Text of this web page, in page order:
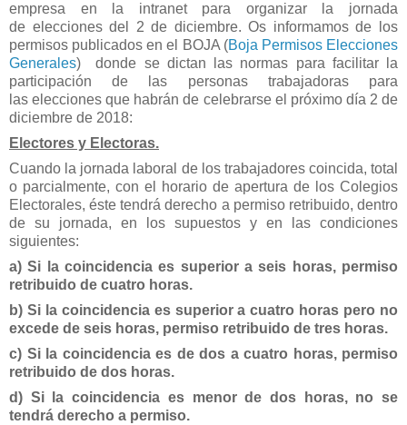
empresa en la intranet para organizar la jornada
de elecciones del 2 de diciembre. Os informamos de los
permisos publicados en el BOJA (Boja Permisos Elecciones
Generales) donde se dictan las normas para facilitar la
participación de las personas trabajadoras para
las elecciones que habrán de celebrarse el próximo día 2 de
diciembre de 2018:
Electores y Electoras.
Cuando la jornada laboral de los trabajadores coincida, total
o parcialmente, con el horario de apertura de los Colegios
Electorales, éste tendrá derecho a permiso retribuido, dentro
de su jornada, en los supuestos y en las condiciones
siguientes:
a) Si la coincidencia es superior a seis horas, permiso
retribuido de cuatro horas.
b) Si la coincidencia es superior a cuatro horas pero no
excede de seis horas, permiso retribuido de tres horas.
c) Si la coincidencia es de dos a cuatro horas, permiso
retribuido de dos horas.
d) Si la coincidencia es menor de dos horas, no se
tendrá derecho a permiso.